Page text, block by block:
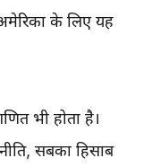
के लिए यह
भी होता है।
सबका हिसाब